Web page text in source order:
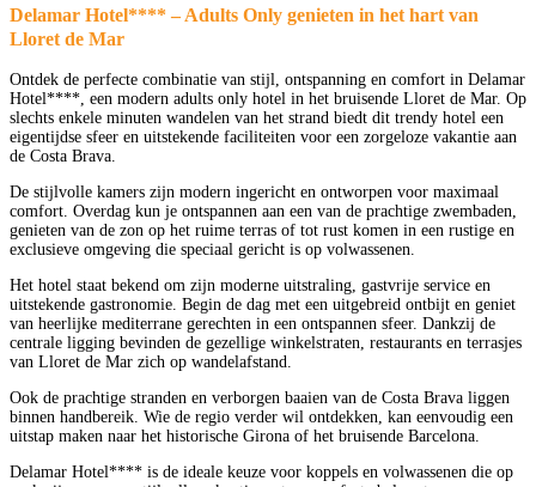
Delamar Hotel**** – Adults Only genieten in het hart van
Lloret de Mar
Ontdek de perfecte combinatie van stijl, ontspanning en comfort in Delamar
Hotel****, een modern adults only hotel in het bruisende Lloret de Mar. Op
slechts enkele minuten wandelen van het strand biedt dit trendy hotel een
eigentijdse sfeer en uitstekende faciliteiten voor een zorgeloze vakantie aan
de Costa Brava.
De stijlvolle kamers zijn modern ingericht en ontworpen voor maximaal
comfort. Overdag kun je ontspannen aan een van de prachtige zwembaden,
genieten van de zon op het ruime terras of tot rust komen in een rustige en
exclusieve omgeving die speciaal gericht is op volwassenen.
Het hotel staat bekend om zijn moderne uitstraling, gastvrije service en
uitstekende gastronomie. Begin de dag met een uitgebreid ontbijt en geniet
van heerlijke mediterrane gerechten in een ontspannen sfeer. Dankzij de
centrale ligging bevinden de gezellige winkelstraten, restaurants en terrasjes
van Lloret de Mar zich op wandelafstand.
Ook de prachtige stranden en verborgen baaien van de Costa Brava liggen
binnen handbereik. Wie de regio verder wil ontdekken, kan eenvoudig een
uitstap maken naar het historische Girona of het bruisende Barcelona.
Delamar Hotel**** is de ideale keuze voor koppels en volwassenen die op